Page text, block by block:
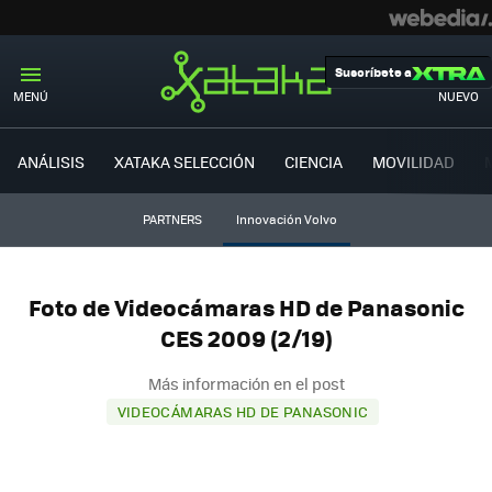
MENÚ NUEVO
Suscríbete a
ANÁLISIS XATAKA SELECCIÓN CIENCIA MOVILIDAD
PARTNERS Innovación Volvo
Foto de Videocámaras HD de Panasonic
CES 2009 (2/19)
Más información en el post
VIDEOCÁMARAS HD DE PANASONIC